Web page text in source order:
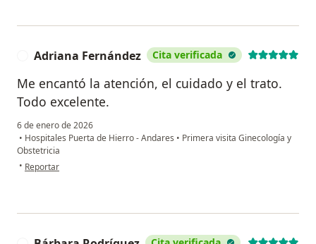
Adriana Fernández Cita verificada
Me encantó la atención, el cuidado y el trato.
Todo excelente.
6 de enero de 2026
• Hospitales Puerta de Hierro - Andares • Primera visita Ginecología y
Obstetricia
• en opinión del usuario Adriana Fernández
Reportar